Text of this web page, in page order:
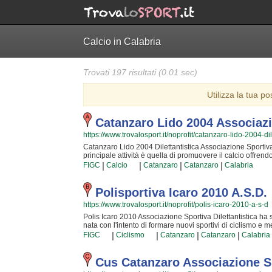
Calcio in Calabria
Trovati 197 risultati (0.01 sec)
Utilizza la tua
Catanzaro Lido 2004
https://www.trovalosport.it/noprofit/catanzaro-lido-2004-
Catanzaro Lido 2004 Dilettantistica Associazione
principale attività è quella di promuovere il calcio
Associazione Sportiva Dilettantistica è radicata nella
bambini e ragazzi che hanno imparato i valori
calcio sono tra i più esperti e qualificati della zona e
a giocare e dei ragazzi che vogliono raggiungere livelli
Associazione Sportiva Dilettantistica sarà contenta di
raggiungere il successo che merita in un ambiente
campo a {city} e seguono l'andamento del calendario
svolgono generalmente nel week end. Se vuoi iscriverti
inviare un messaggio cliccando sul bottone "Contattaci"
FIGC | Calcio | Catanzaro | Catanzaro | Calabria
Polisportiva Icaro 2010 A.S.D.
https://www.trovalosport.it/noprofit/polis-icaro-2010-a-s-d
Polis Icaro 2010 Associazione Sportiva Dilettantistica
nata con l'intento di formare nuovi sportivi di ciclismo e
FIGC! Il tutto all'insegna della massima sicurezza e...
dei campioni ma è sicurezza che chiunque possa
migliori della Provincia ed hanno alle loro spalle anni
crescere nuove generazioni di atleti e condividere la
fare oggi ciclismo deve affidarsi solamente a dei sinceri
FIGC | Ciclismo | Catanzaro | Catanzaro | Calabria
Cus Catanzaro Associazione